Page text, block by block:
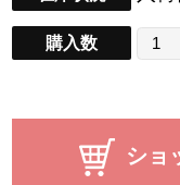
購入数
ショ